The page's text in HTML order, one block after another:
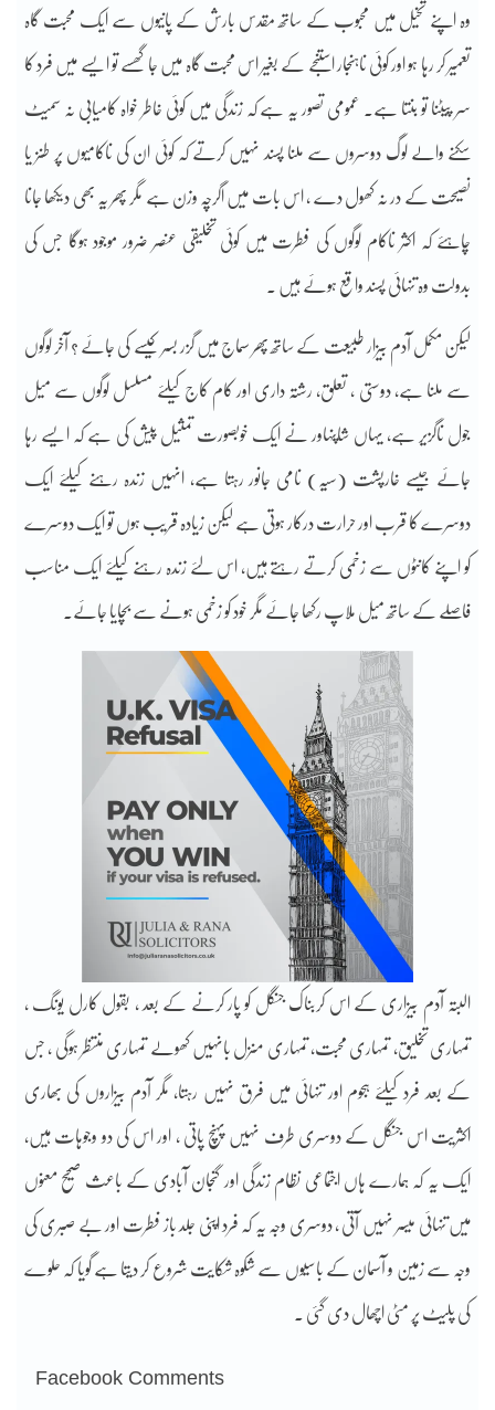
وہ اپنے تخیل میں محبوب کے ساتھ مقدس بارش کے پانیوں سے ایک محبت گاہ
تعمیر کر رہا ہو اور کوئی ناہنجار استنجے کے بغیر اس محبت گاہ میں جا گھسے تو ایسے میں فرد کا
سر پیٹنا تو بنتا ہے۔ عمومی تصور یہ ہے کہ زندگی میں کوئی خاطر خواہ کامیابی نہ سمیٹ
سکنے والے لوگ دوسروں سے ملنا پسند نہیں کرتے کہ کوئی ان کی ناکامیوں پر طنز یا
نصیحت کے در نہ کھول دے ، اس بات میں اگرچہ وزن ہے مگر پھر یہ بھی دیکھا جانا
چاہئے کہ اکثر ناکام لوگوں کی فطرت میں کوئی تخلیقی عنصر ضرور موجود ہوگا جس کی
بدولت وہ تنہائی پسند واقع ہوئے ہیں ۔
لیکن مکمل آدم بیزار طبیعت کے ساتھ پھر سماج میں گزر بسر کیسے کی جائے ؟ آخر لوگوں
سے ملنا ہے، دوستی ، تعلق، رشتہ داری اور کام کاج کیلئے مسلسل لوگوں سے میل
جول ناگزیر ہے، یہاں شاپنہاور نے ایک خوبصورت تمثیل پیش کی ہے کہ ایسے رہا
جائے جیسے خارپشت (سیہ) نامی جانور رہتا ہے، انہیں زندہ رہنے کیلئے ایک
دوسرے کا قرب اور حرارت درکار ہوتی ہے لیکن زیادہ قریب ہوں تو ایک دوسرے
کو اپنے کانٹوں سے زخمی کرتے رہتے ہیں، اس لئے زندہ رہنے کیلئے ایک مناسب
فاصلے کے ساتھ میل ملاپ رکھا جائے مگر خود کو زخمی ہونے سے بچایا جائے۔
البتہ آدم بیزاری کے اس کربناک جنگل کو پار کرنے کے بعد ، بقول کارل یونگ ،
تمہاری تخلیق، تمہاری محبت، تمہاری منزل بانہیں کھولے تمہاری منتظر ہوگی ، جس
کے بعد فرد کیلئے ہجوم اور تنہائی میں فرق نہیں رہتا، مگر آدم بیزاروں کی بھاری
اکثریت اس جنگل کے دوسری طرف نہیں پہنچ پاتی ، اور اس کی دو وجوہات ہیں،
ایک یہ کہ ہمارے ہاں اجتماعی نظام زندگی اور گنجان آبادی کے باعث صحیح معنوں
میں تنہائی میسر نہیں آتی ، دوسری وجہ یہ کہ فرد اپنی جلد باز فطرت اور بے صبری کی
وجہ سے زمین و آسمان کے باسیوں سے شکوہ شکایت شروع کر دیتا ہے گویا کہ حلوے
کی پلیٹ پر مٹی اچھال دی گئی ۔
Facebook Comments